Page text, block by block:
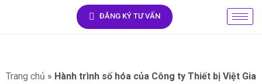
ĐĂNG KÝ TƯ VẤN
Trang chủ » Hành trình số hóa của Công ty Thiết bị Việt Gia